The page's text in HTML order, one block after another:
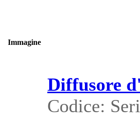
Immagine
Diffusore
Codice: